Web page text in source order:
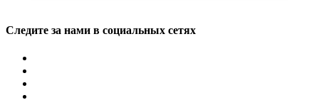
Следите за нами в социальных сетях